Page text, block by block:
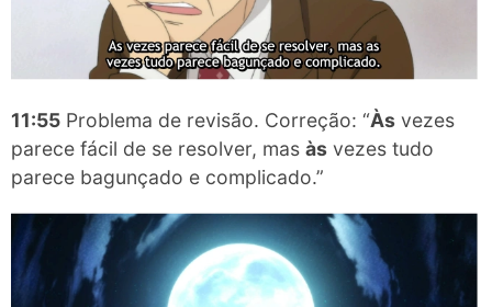
11:55 Problema de revisão. Correção: “Às vezes
parece fácil de se resolver, mas às vezes tudo
parece bagunçado e complicado.”